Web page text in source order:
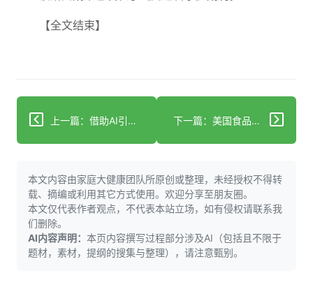
【全文结束】
上一篇：借助AI引导的精子回收技术，一对夫妇成功受孕 下一篇：美国食品药品监督管理局将审议聊天机器人心理治疗方案
本文内容由家庭大健康团队所原创或整理，未经授权不得转
载、摘编或利用其它方式使用。欢迎分享至朋友圈。
本文仅代表作者观点，不代表本站立场，如有侵权请联系我
们删除。
AI内容声明： 本页内容撰写过程部分涉及AI（包括且不限于
题材，素材，提纲的搜集与整理），请注意甄别。